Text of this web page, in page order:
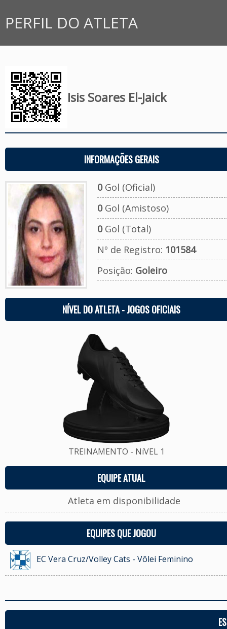
PERFIL DO ATLETA
Isis Soares El-Jaick
INFORMAÇÕES GERAIS
0Gol (Oficial)
0Gol (Amistoso)
0Gol (Total)
Nº de Registro: 101584
Posição: Goleiro
NÍVEL DO ATLETA - JOGOS OFICIAIS
TREINAMENTO - NíVEL 1
EQUIPE ATUAL
Atleta em disponibilidade
EQUIPES QUE JOGOU
EC Vera Cruz/Volley Cats - Vôlei Feminino